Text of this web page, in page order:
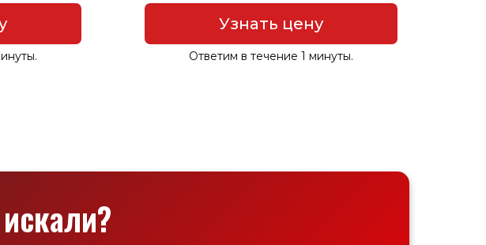
Узнать цену
Ответим в течение 1 минуты.